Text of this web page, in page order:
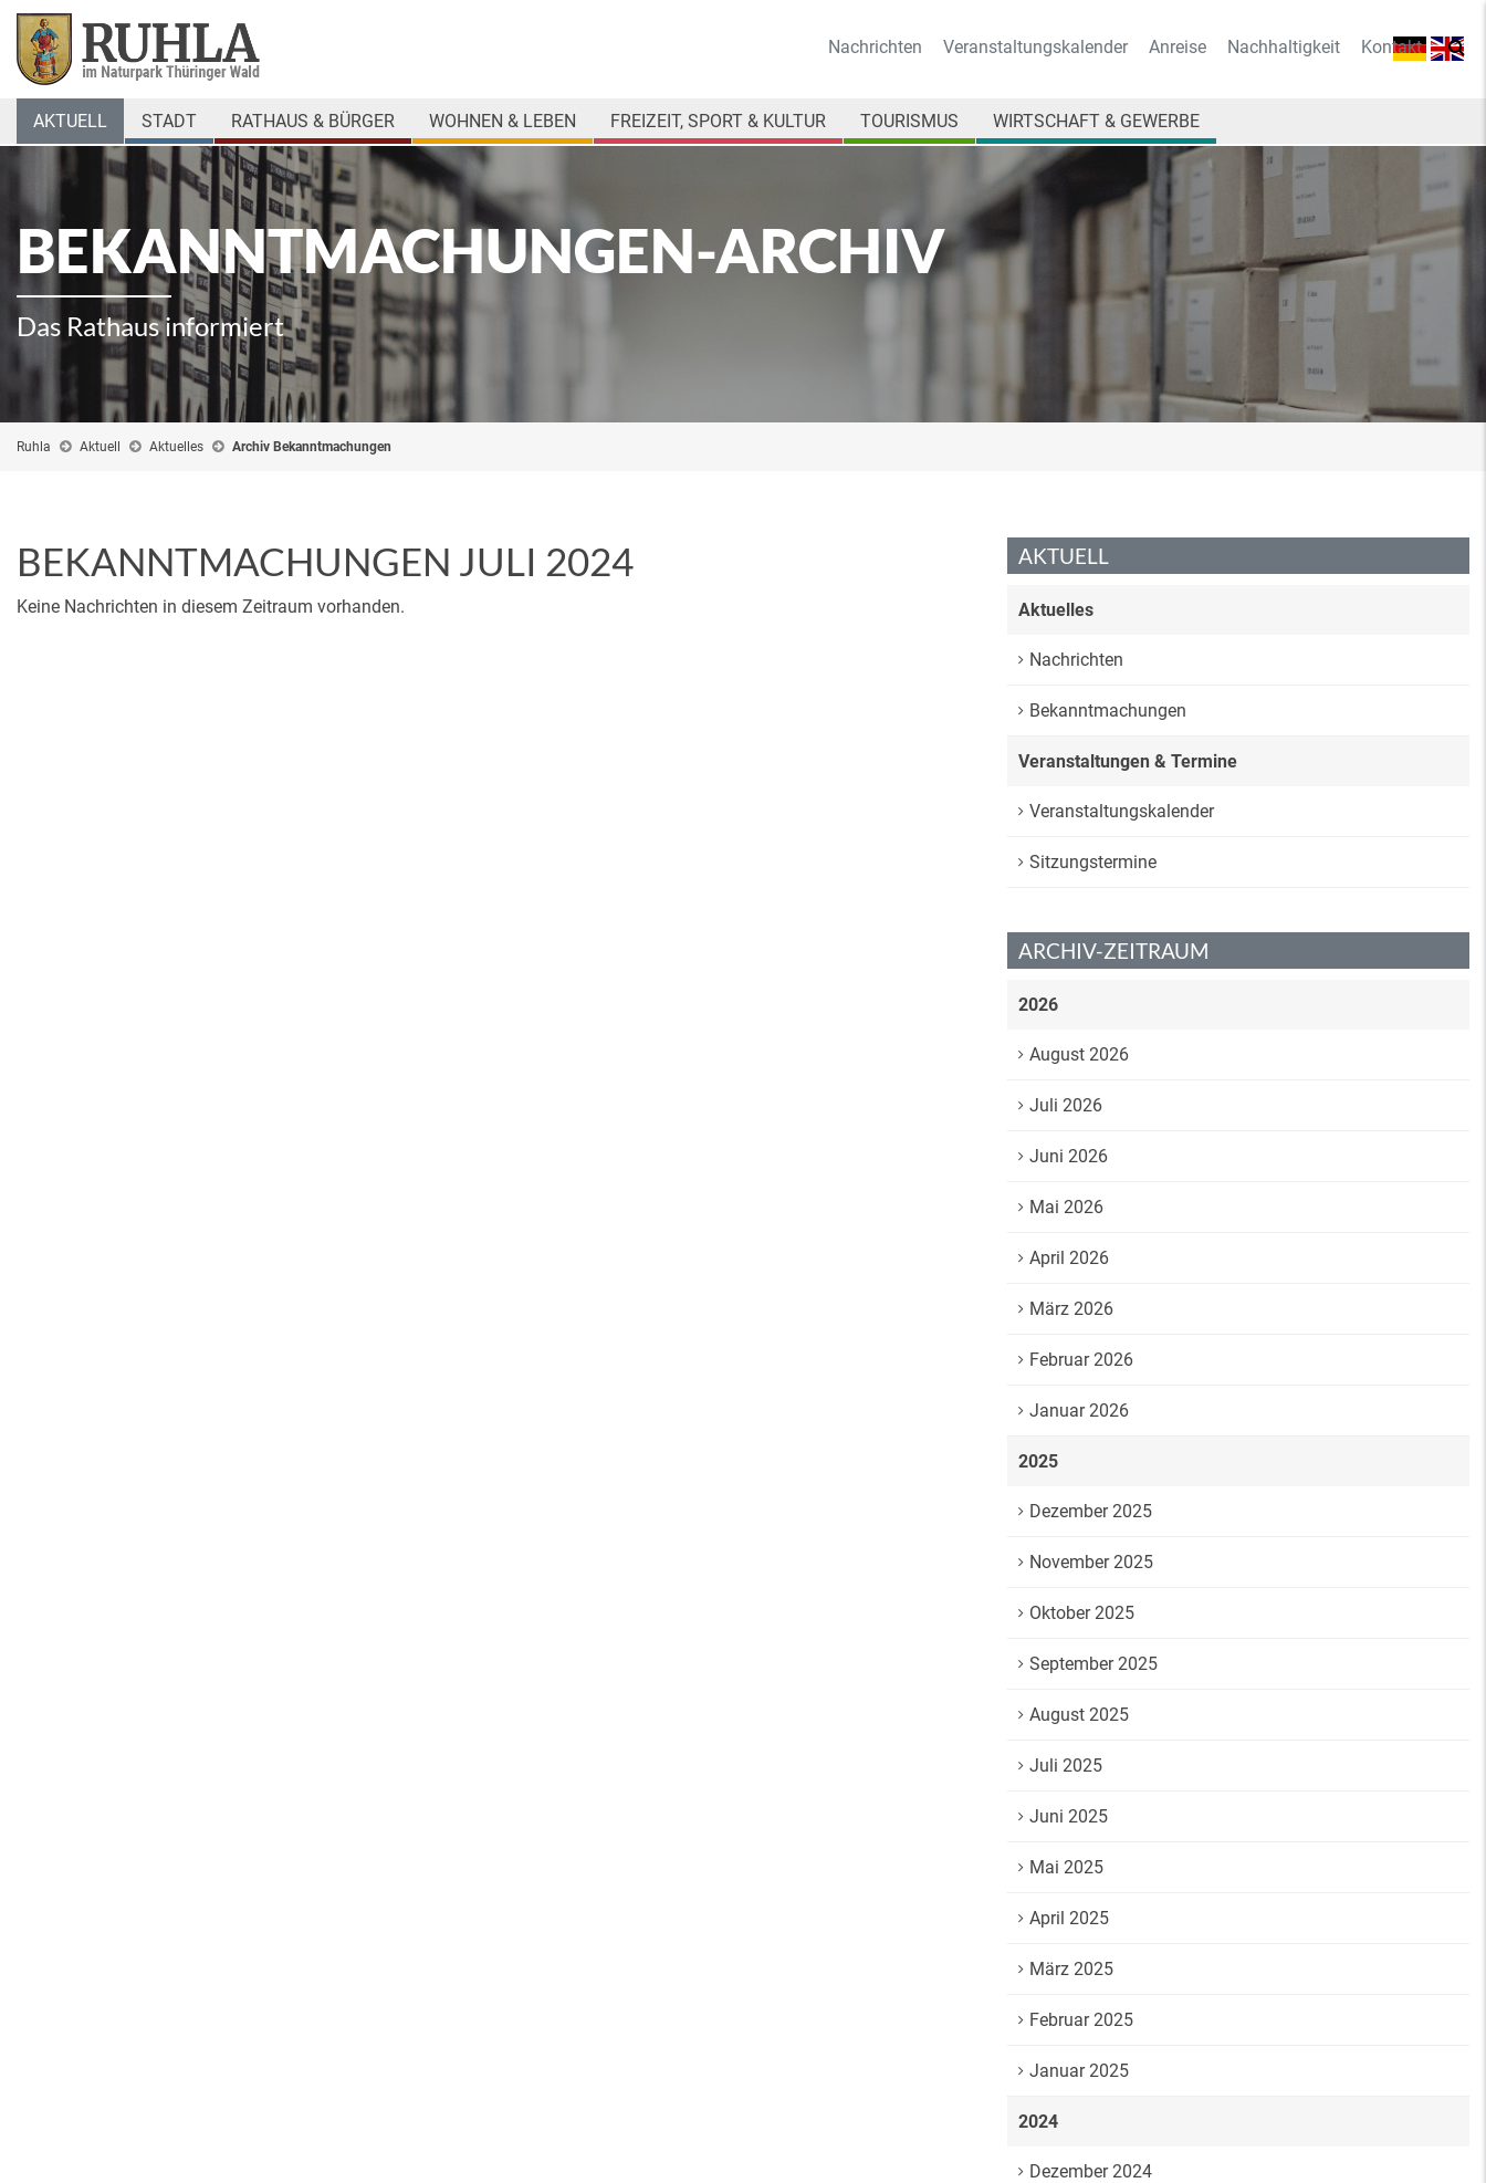
Nachrichten Veranstaltungskalender Anreise Nachhaltigkeit Kontakt
AKTUELL STADT RATHAUS & BÜRGER WOHNEN & LEBEN FREIZEIT, SPORT & KULTUR TOURISMUS WIRTSCHAFT & GEWERBE
BEKANNTMACHUNGEN-ARCHIV
Das Rathaus informiert
Ruhla Aktuell Aktuelles Archiv Bekanntmachungen
BEKANNTMACHUNGEN JULI 2024
Keine Nachrichten in diesem Zeitraum vorhanden.
AKTUELL
Aktuelles
Nachrichten
Bekanntmachungen
Veranstaltungen & Termine
Veranstaltungskalender
Sitzungstermine
ARCHIV-ZEITRAUM
2026
August 2026
Juli 2026
Juni 2026
Mai 2026
April 2026
März 2026
Februar 2026
Januar 2026
2025
Dezember 2025
November 2025
Oktober 2025
September 2025
August 2025
Juli 2025
Juni 2025
Mai 2025
April 2025
März 2025
Februar 2025
Januar 2025
2024
Dezember 2024